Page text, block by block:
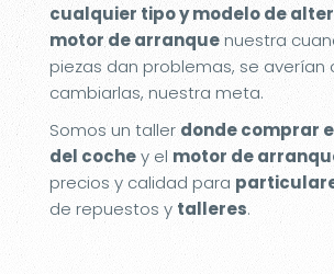
cualquier tipo y modelo de
motor de arranquenuestra
piezas dan problemas, se averían
cambiarlas, nuestra meta.
Somos un tallerdonde comprar
del cochey el motor de
precios y calidad para
de repuestos y talleres.